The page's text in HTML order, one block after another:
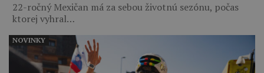
22-ročný Mexičan má za sebou životnú sezónu, počas
ktorej vyhral…
NOVINKY